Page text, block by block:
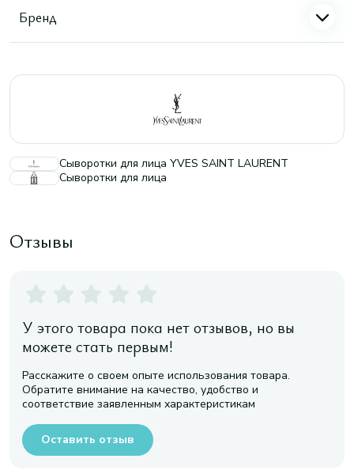
Бренд
Сыворотки для лица YVES SAINT LAURENT
Сыворотки для лица
Отзывы
У этого товара пока нет отзывов, но вы
можете стать первым!
Расскажите о своем опыте использования товара.
Обратите внимание на качество, удобство и
соответствие заявленным характеристикам
Оставить отзыв